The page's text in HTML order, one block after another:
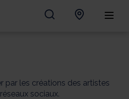
par les créations des artistes
sociaux.